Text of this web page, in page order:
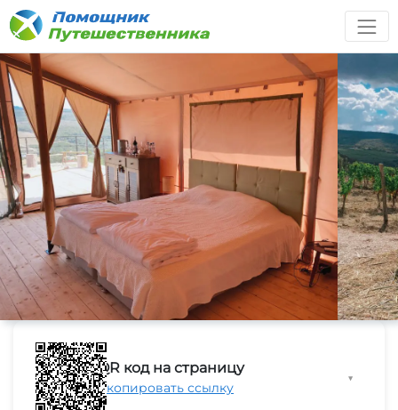
QR код на страницу
Скопировать ссылку
▼